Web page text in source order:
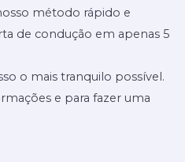
método rápido e
de condução em apenas 5
o mais tranquilo possível.
e para fazer uma